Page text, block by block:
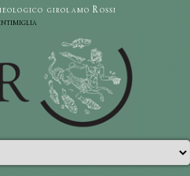
girolamo Rossi